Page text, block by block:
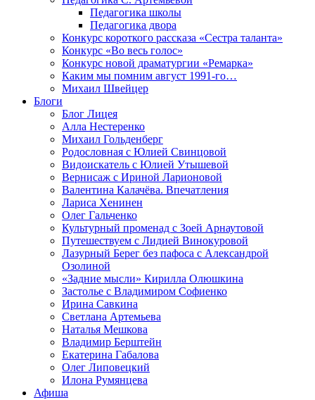
Педагогика школы
Педагогика двора
Конкурс короткого рассказа «Сестра таланта»
Конкурс «Во весь голос»
Конкурс новой драматургии «Ремарка»
Каким мы помним август 1991-го…
Михаил Швейцер
Блоги
Блог Лицея
Алла Нестеренко
Михаил Гольденберг
Родословная с Юлией Свинцовой
Видоискатель с Юлией Утышевой
Вернисаж с Ириной Ларионовой
Валентина Калачёва. Впечатления
Лариса Хенинен
Олег Гальченко
Культурный променад с Зоей Арнаутовой
Путешествуем с Лидией Винокуровой
Лазурный Берег без пафоса с Александрой
Озолиной
«Задние мысли» Кирилла Олюшкина
Застолье с Владимиром Софиенко
Ирина Савкина
Светлана Артемьева
Наталья Мешкова
Владимир Берштейн
Екатерина Габалова
Олег Липовецкий
Илона Румянцева
Афиша